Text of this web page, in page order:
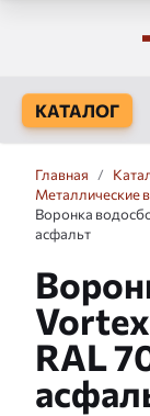
КАТАЛОГ
Главная /
Металлические
Воронка
асфальт
RAL